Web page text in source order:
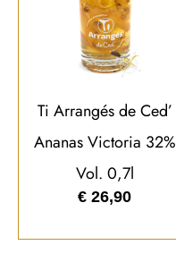
Ti Arrangés de Ced’
Ananas Victoria 32%
Vol. 0,7l
€ 26,90